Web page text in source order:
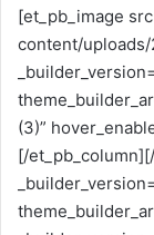
[et_pb_image
content/
(3)”
[/